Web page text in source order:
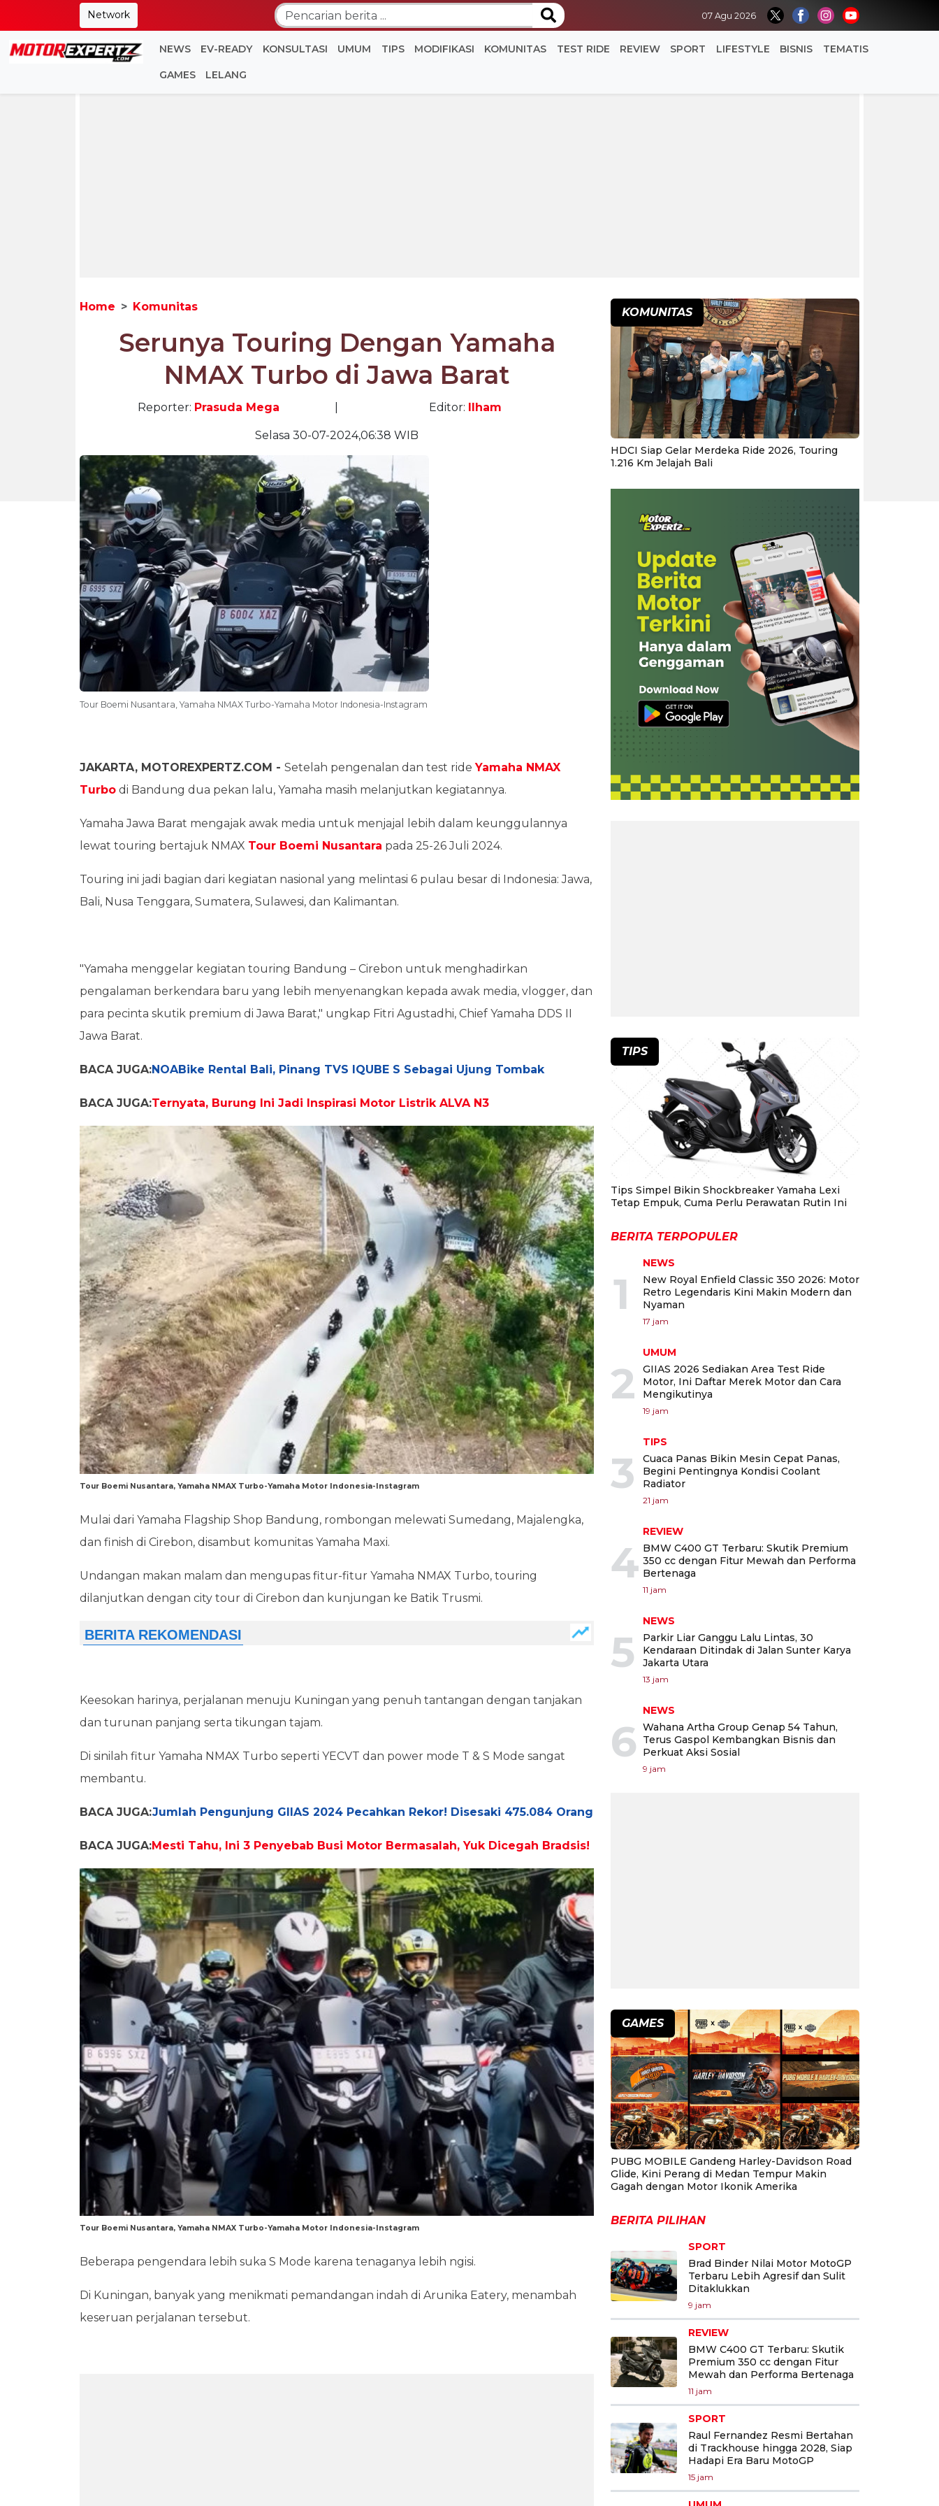
Network 07 Agu 2026
NEWS EV-READY KONSULTASI UMUM TIPS MODIFIKASI KOMUNITAS TEST RIDE REVIEW SPORT LIFESTYLE BISNIS TEMATIS
GAMES LELANG
Home Komunitas
Serunya Touring Dengan Yamaha
NMAX Turbo di Jawa Barat
Reporter: Prasuda Mega Editor: Ilham
Selasa 30-07-2024,06:38 WIB
Tour Boemi Nusantara, Yamaha NMAX Turbo-Yamaha Motor Indonesia-Instagram
JAKARTA, MOTOREXPERTZ.COM - Setelah pengenalan dan test rideYamaha NMAX
Turbo di Bandung dua pekan lalu, Yamaha masih melanjutkan kegiatannya.
Yamaha Jawa Barat mengajak awak media untuk menjajal lebih dalam keunggulannya
lewat touring bertajuk NMAX Tour Boemi Nusantara pada 25-26 Juli 2024.
Touring ini jadi bagian dari kegiatan nasional yang melintasi 6 pulau besar di Indonesia: Jawa,
Bali, Nusa Tenggara, Sumatera, Sulawesi, dan Kalimantan.
"Yamaha menggelar kegiatan touring Bandung – Cirebon untuk menghadirkan
pengalaman berkendara baru yang lebih menyenangkan kepada awak media, vlogger, dan
para pecinta skutik premium di Jawa Barat," ungkap Fitri Agustadhi, Chief Yamaha DDS II
Jawa Barat.
BACA JUGA:NOABike Rental Bali, Pinang TVS IQUBE S Sebagai Ujung Tombak
BACA JUGA:Ternyata, Burung Ini Jadi Inspirasi Motor Listrik ALVA N3
Tour Boemi Nusantara, Yamaha NMAX Turbo-Yamaha Motor Indonesia-Instagram
Mulai dari Yamaha Flagship Shop Bandung, rombongan melewati Sumedang, Majalengka,
dan finish di Cirebon, disambut komunitas Yamaha Maxi.
Undangan makan malam dan mengupas fitur-fitur Yamaha NMAX Turbo, touring
dilanjutkan dengan city tour di Cirebon dan kunjungan ke Batik Trusmi.
Keesokan harinya, perjalanan menuju Kuningan yang penuh tantangan dengan tanjakan
dan turunan panjang serta tikungan tajam.
Di sinilah fitur Yamaha NMAX Turbo seperti YECVT dan power mode T & S Mode sangat
membantu.
BACA JUGA:Jumlah Pengunjung GIIAS 2024 Pecahkan Rekor! Disesaki 475.084 Orang
BACA JUGA:Mesti Tahu, Ini 3 Penyebab Busi Motor Bermasalah, Yuk Dicegah Bradsis!
Tour Boemi Nusantara, Yamaha NMAX Turbo-Yamaha Motor Indonesia-Instagram
Beberapa pengendara lebih suka S Mode karena tenaganya lebih ngisi.
Di Kuningan, banyak yang menikmati pemandangan indah di Arunika Eatery, menambah
keseruan perjalanan tersebut.
KOMUNITAS
HDCI Siap Gelar Merdeka Ride 2026, Touring
1.216 Km Jelajah Bali
TIPS
Tips Simpel Bikin Shockbreaker Yamaha Lexi
Tetap Empuk, Cuma Perlu Perawatan Rutin Ini
BERITA TERPOPULER
1
NEWS
New Royal Enfield Classic 350 2026: Motor
Retro Legendaris Kini Makin Modern dan
Nyaman
17 jam
2
UMUM
GIIAS 2026 Sediakan Area Test Ride
Motor, Ini Daftar Merek Motor dan Cara
Mengikutinya
19 jam
3
TIPS
Cuaca Panas Bikin Mesin Cepat Panas,
Begini Pentingnya Kondisi Coolant
Radiator
21 jam
4
REVIEW
BMW C400 GT Terbaru: Skutik Premium
350 cc dengan Fitur Mewah dan Performa
Bertenaga
11 jam
5
NEWS
Parkir Liar Ganggu Lalu Lintas, 30
Kendaraan Ditindak di Jalan Sunter Karya
Jakarta Utara
13 jam
6
NEWS
Wahana Artha Group Genap 54 Tahun,
Terus Gaspol Kembangkan Bisnis dan
Perkuat Aksi Sosial
9 jam
GAMES
PUBG MOBILE Gandeng Harley-Davidson Road
Glide, Kini Perang di Medan Tempur Makin
Gagah dengan Motor Ikonik Amerika
BERITA PILIHAN
SPORT
Brad Binder Nilai Motor MotoGP
Terbaru Lebih Agresif dan Sulit
Ditaklukkan
9 jam
REVIEW
BMW C400 GT Terbaru: Skutik
Premium 350 cc dengan Fitur
Mewah dan Performa Bertenaga
11 jam
SPORT
Raul Fernandez Resmi Bertahan
di Trackhouse hingga 2028, Siap
Hadapi Era Baru MotoGP
15 jam